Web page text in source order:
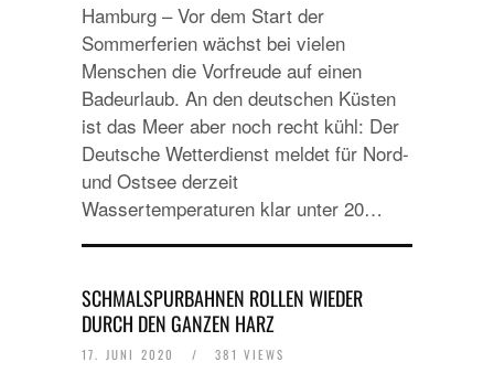
Hamburg – Vor dem Start der
Sommerferien wächst bei vielen
Menschen die Vorfreude auf einen
Badeurlaub. An den deutschen Küsten
ist das Meer aber noch recht kühl: Der
Deutsche Wetterdienst meldet für Nord-
und Ostsee derzeit
Wassertemperaturen klar unter 20…
SCHMALSPURBAHNEN ROLLEN WIEDER
DURCH DEN GANZEN HARZ
17. JUNI 2020 / 381 VIEWS